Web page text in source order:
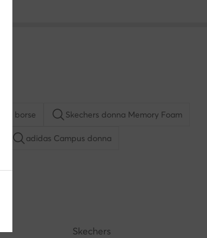
Aldo borse Skechers donna Memory Foam
adidas Campus donna
Skechers